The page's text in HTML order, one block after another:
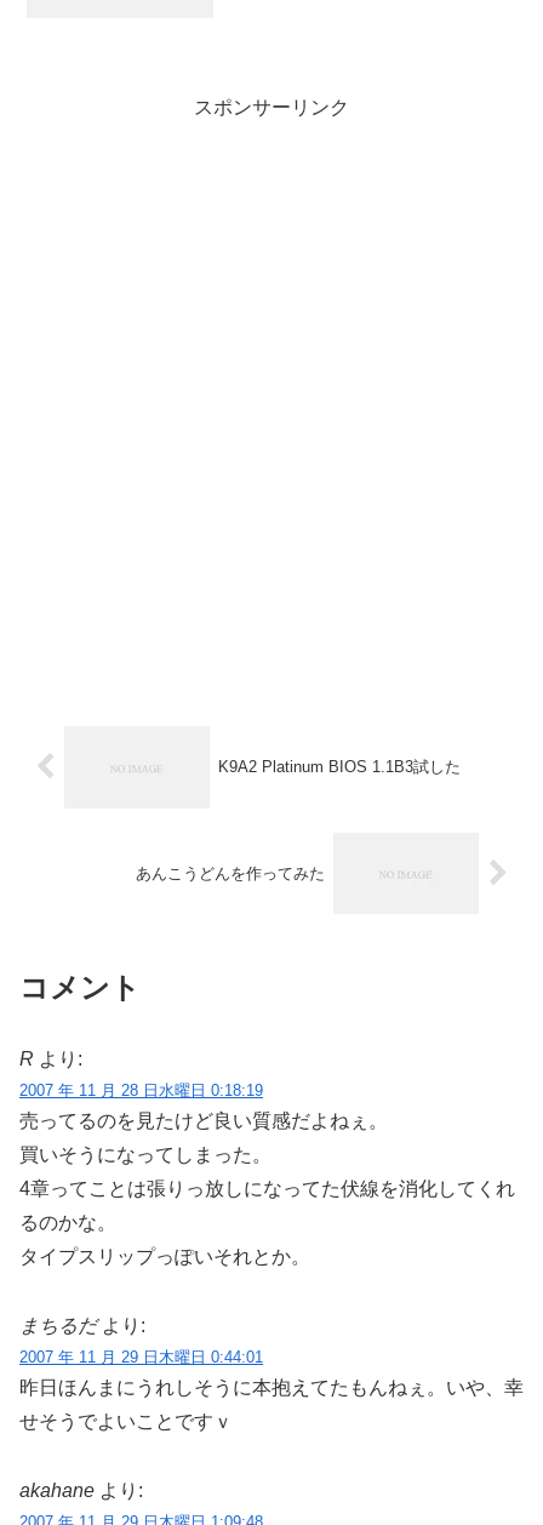
スポンサーリンク
K9A2 Platinum BIOS 1.1B3試した
あんこうどんを作ってみた
コメント
R より:
2007 年 11 月 28 日水曜日 0:18:19
売ってるのを見たけど良い質感だよねぇ。
買いそうになってしまった。
4章ってことは張りっ放しになってた伏線を消化してくれ
るのかな。
タイプスリップっぽいそれとか。
まちるだ より:
2007 年 11 月 29 日木曜日 0:44:01
昨日ほんまにうれしそうに本抱えてたもんねぇ。いや、幸
せそうでよいことですｖ
akahane より: